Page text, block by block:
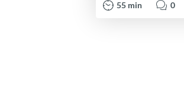
55 min 0